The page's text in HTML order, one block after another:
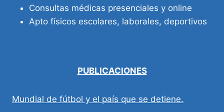
Consultas médicas presenciales y online
Apto físicos escolares, laborales, deportivos
PUBLICACIONES
Mundial de fútbol y el país que se detiene.